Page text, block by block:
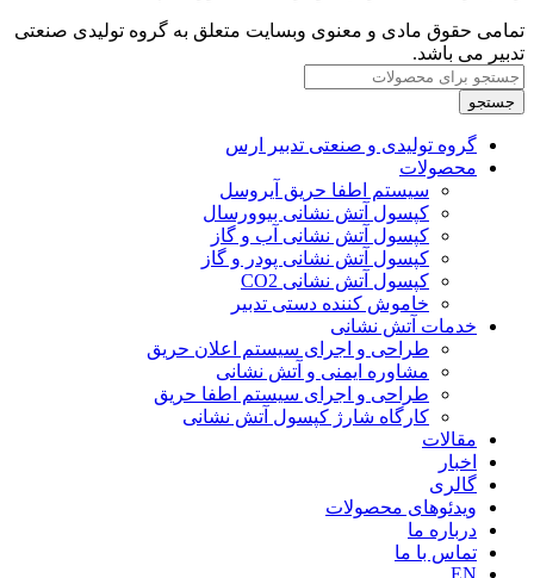
تمامی حقوق مادی و معنوی وبسایت متعلق به گروه تولیدی صنعتی
تدبیر می باشد.
جستجو
گروه تولیدی و صنعتی تدبیر ارس
محصولات
سیستم اطفا حریق آیروسل
کپسول آتش نشانی بیوورسال
کپسول آتش نشانی آب و گاز
کپسول آتش نشانی پودر و گاز
کپسول آتش نشانی CO2
خاموش کننده‌ دستی تدبیر
خدمات آتش نشانی
طراحی و اجرای سیستم اعلان حریق
مشاوره ایمنی و آتش نشانی
طراحی و اجرای سیستم اطفا حریق
کارگاه شارژ کپسول آتش نشانی
مقالات
اخبار
گالری
ویدئوهای محصولات
درباره ما
تماس با ما
EN